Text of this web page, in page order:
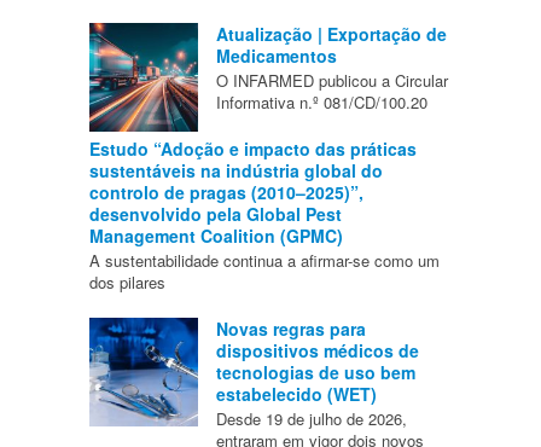
Atualização | Exportação de
Medicamentos
O INFARMED publicou a Circular
Informativa n.º 081/CD/100.20
Estudo “Adoção e impacto das práticas
sustentáveis na indústria global do
controlo de pragas (2010–2025)”,
desenvolvido pela Global Pest
Management Coalition (GPMC)
A sustentabilidade continua a afirmar-se como um
dos pilares
Novas regras para
dispositivos médicos de
tecnologias de uso bem
estabelecido (WET)
Desde 19 de julho de 2026,
entraram em vigor dois novos